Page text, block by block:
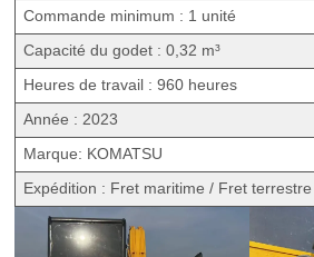
Commande minimum : 1 unité
Capacité du godet : 0,32 m³
Heures de travail : 960 heures
Année : 2023
Marque: KOMATSU
Expédition : Fret maritime / Fret terrestre